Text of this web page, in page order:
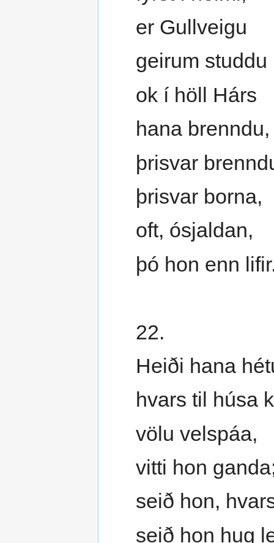
er Gullveigu
geirum studdu
ok í höll Hárs
hana brenndu,
þrisvar
þrisvar borna,
oft, ósjaldan,
þó hon enn
22.
Heiði hana
hvars til húsa
völu velspáa,
vitti hon
seið hon,
seið hon hug